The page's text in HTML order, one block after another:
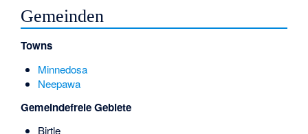
Gemeinden
Towns
Minnedosa
Neepawa
Gemeindefreie Gebiete
Birtle